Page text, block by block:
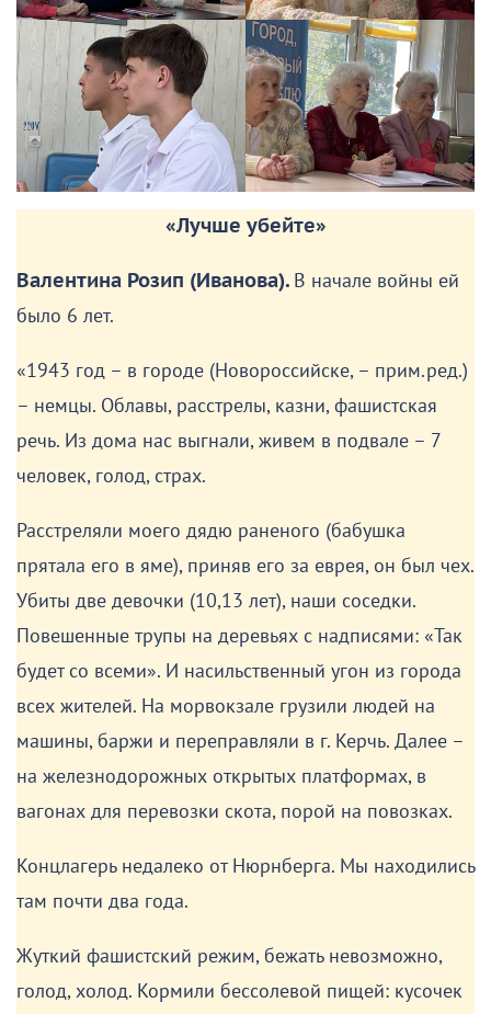
«Лучше убейте»
Валентина Розип (Иванова). В начале войны ей
было 6 лет.
«1943 год – в городе (Новороссийске, – прим.ред.)
– немцы. Облавы, расстрелы, казни, фашистская
речь. Из дома нас выгнали, живем в подвале – 7
человек, голод, страх.
Расстреляли моего дядю раненого (бабушка
прятала его в яме), приняв его за еврея, он был чех.
Убиты две девочки (10,13 лет), наши соседки.
Повешенные трупы на деревьях с надписями: «Так
будет со всеми». И насильственный угон из города
всех жителей. На морвокзале грузили людей на
машины, баржи и переправляли в г. Керчь. Далее –
на железнодорожных открытых платформах, в
вагонах для перевозки скота, порой на повозках.
Концлагерь недалеко от Нюрнберга. Мы находились
там почти два года.
Жуткий фашистский режим, бежать невозможно,
голод, холод. Кормили бессолевой пищей: кусочек